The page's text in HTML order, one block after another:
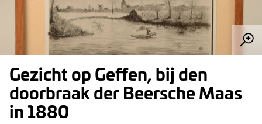
Gezicht op Geffen, bij den
doorbraak der Beersche Maas
in 1880